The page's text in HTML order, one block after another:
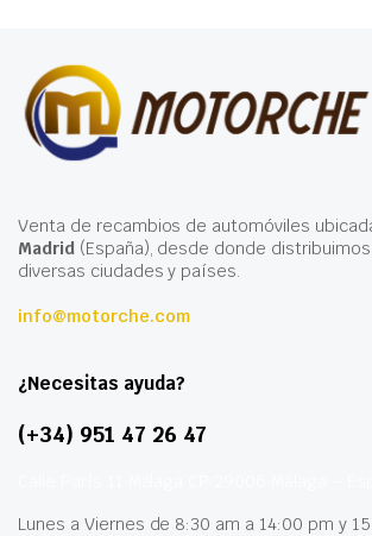
Venta de recambios de automóviles
Madrid(España), desde donde
diversas ciudades y países.
info@motorche.com
¿Necesitas ayuda?
(+34) 951 47 26 47
Lunes a Viernes de 8:30 am a 14:00 pm y